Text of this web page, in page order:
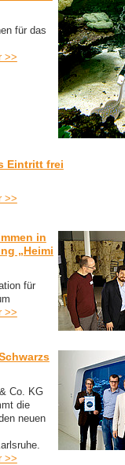
für das
>>
Eintritt frei
>>
in
„Heimi
für
>>
Co. KG
die
neuen
>>